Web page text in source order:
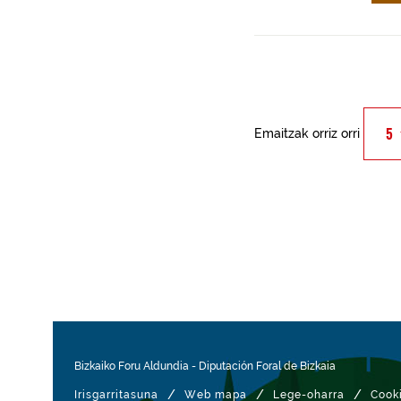
Emaitzak orriz orri
Bizkaiko Foru Aldundia - Diputación Foral de Bizkaia
Irisgarritasuna / Web mapa / Lege-oharra /